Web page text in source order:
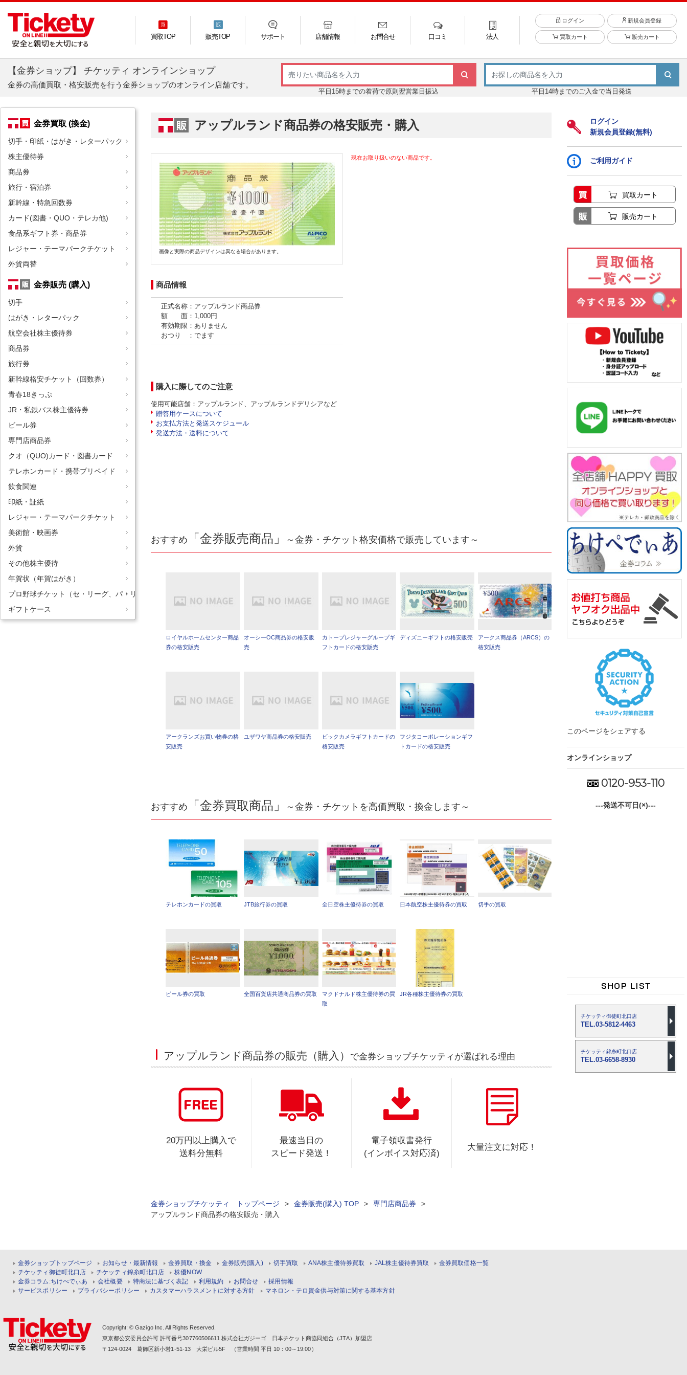
買取TOP 販売TOP サポート
FAQ ご利用ガイド
店舗情報 お問合せ
LINE お電話 メール
口コミ 法人
ログイン 新規会員登録
買取カート 販売カート
【金券ショップ】 チケッティ オンラインショップ
金券の高価買取・格安販売を行う金券ショップのオンライン店舗です。
平日15時までの着荷で原則翌営業日振込 平日14時までのご入金で当日発送
金券買取 (換金)
切手・印紙・はがき・レターパック
株主優待券
商品券
旅行・宿泊券
新幹線・特急回数券
カード(図書・QUO・テレカ他)
食品系ギフト券・商品券
レジャー・テーマパークチケット
外貨両替
金券販売 (購入)
切手
はがき・レターパック
航空会社株主優待券
商品券
旅行券
新幹線格安チケット（回数券）
青春18きっぷ
JR・私鉄バス株主優待券
ビール券
専門店商品券
クオ（QUO)カード・図書カード
テレホンカード・携帯プリペイド
飲食関連
印紙・証紙
レジャー・テーマパークチケット
美術館・映画券
外貨
その他株主優待
年賀状（年賀はがき）
プロ野球チケット（セ・リーグ、パ・リーグ）
ギフトケース
アップルランド商品券の格安販売・購入
画像と実際の商品デザインは異なる場合があります。
商品情報
正式名称：アップルランド商品券
額 面：1,000円
有効期限：ありません
おつり ：でます
購入に際してのご注意
使用可能店舗：アップルランド、アップルランドデリシアなど
贈答用ケースについて
お支払方法と発送スケジュール
発送方法・送料について
現在お取り扱いのない商品です。
おすすめ 「金券販売商品」 ～金券・チケット格安価格で販売しています～
ロイヤルホームセンター商品
券の格安販売
オーシーOC商品券の格安販
売
カトープレジャーグループギ
フトカードの格安販売
ディズニーギフトの格安販売
アークス商品券（ARCS）の
格安販売
アークランズお買い物券の格
安販売
ユザワヤ商品券の格安販売
ビックカメラギフトカードの
格安販売
フジタコーポレーションギフ
トカードの格安販売
おすすめ 「金券買取商品」 ～金券・チケットを高価買取・換金します～
テレホンカードの買取 JTB旅行券の買取 全日空株主優待券の買取 日本航空株主優待券の買取 切手の買取
ビール券の買取 全国百貨店共通商品券の買取
マクドナルド株主優待券の買
取
JR各種株主優待券の買取
アップルランド商品券の販売（購入） で金券ショップチケッティが選ばれる理由
20万円以上購入で
送料分無料
最速当日の
スピード発送！
電子領収書発行
(インボイス対応済)
大量注文に対応！
金券ショップチケッティ トップページ > 金券販売(購入) TOP > 専門店商品券
>
アップルランド商品券の格安販売・購入
ログイン
新規会員登録(無料)
ご利用ガイド
買取カート
販売カート
このページをシェアする
オンラインショップ
0120-953-110
---発送不可日(×)---
チケッティ御徒町北口店
TEL.03-5812-4463
チケッティ錦糸町北口店
TEL.03-6658-8930
金券ショップトップページ お知らせ・最新情報 金券買取・換金 金券販売(購入) 切手買取 ANA株主優待券買取 JAL株主優待券買取
金券買取価格一覧
チケッティ御徒町北口店
チケッティ錦糸町北口店
株優NOW
金券コラム:ちけぺでぃあ
会社概要 特商法に基づく表記 利用規約 お問合せ
採用情報
サービスポリシー
プライバシーポリシー カスタマーハラスメントに対する方針 マネロン・テロ資金供与対策に関する基本方針
Copyright: © Gazigo Inc. All Rights Reserved.
東京都公安委員会許可 許可番号307760506611 株式会社ガジーゴ 日本チケット商協同組合（JTA）加盟店
〒124-0024 葛飾区新小岩1-51-13 大栄ビル5F （営業時間 平日 10：00～19:00）